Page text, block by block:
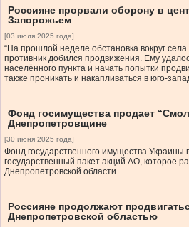
Россияне прорвали оборону в
Запорожьем
[03 июля 2025 года]
“На прошлой неделе обстановка вокруг
противник добился продвижения. Ему
населённого пункта и начать попытки
также проникать и накапливаться в юго-
Фонд госимущества продает
Днепропетровщине
[30 июня 2025 года]
Фонд государственного имущества
государственный пакет акций АО, которое
Днепропетровской области
Россияне продолжают
Днепропетровской областью